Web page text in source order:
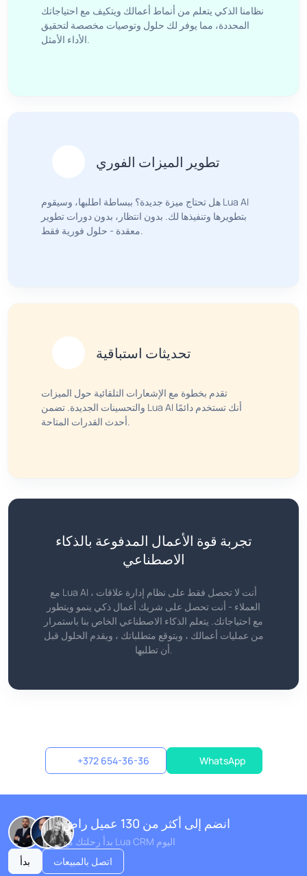
نظامنا الذكي يتعلم من أنماط أعمالك ويتكيف مع احتياجاتك
المحددة، مما يوفر لك حلول وتوصيات مخصصة لتحقيق
الأداء الأمثل.
تطوير الميزات الفوري
هل تحتاج ميزة جديدة؟ ببساطة اطلبها، وسيقوم Lua AI
بتطويرها وتنفيذها لك. بدون انتظار، بدون دورات تطوير
معقدة - حلول فورية فقط.
تحديثات استباقية
تقدم بخطوة مع الإشعارات التلقائية حول الميزات
والتحسينات الجديدة. تضمن Lua AI أنك تستخدم دائمًا
أحدث القدرات المتاحة.
تجربة قوة الأعمال المدفوعة بالذكاء
الاصطناعي
مع Lua AI ، أنت لا تحصل فقط على نظام إدارة علاقات
العملاء - أنت تحصل على شريك أعمال ذكي ينمو ويتطور
مع احتياجاتك. يتعلم الذكاء الاصطناعي الخاص بنا باستمرار
من عمليات أعمالك ، ويتوقع متطلباتك ، ويقدم الحلول قبل
أن تطلبها.
+372 654-36-36 WhatsApp
انضم إلى أكثر من 130 عميل راضٍ
بدأ رحلتك مع Lua CRM اليوم
بدأ
اتصل بالمبيعات